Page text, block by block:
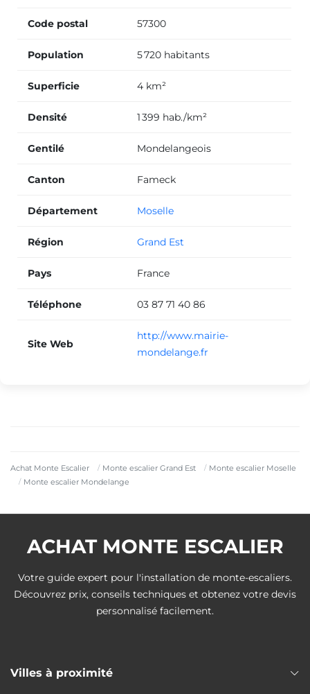
Achat Monte Escalier Monte escalier Grand Est
Monte escalier Moselle
Monte escalier Mondelange
Code postal 57300
Population 5 720 habitants
Superficie 4 km²
Densité 1 399 hab./km²
Gentilé Mondelangeois
Canton Fameck
Département Moselle
Région Grand Est
Pays France
Téléphone 03 87 71 40 86
Site Web
http://www.mairie-
mondelange.fr
ACHAT MONTE ESCALIER
Votre guide expert pour l'installation de monte-escaliers.
Découvrez prix, conseils techniques et obtenez votre devis
personnalisé facilement.
Villes à proximité